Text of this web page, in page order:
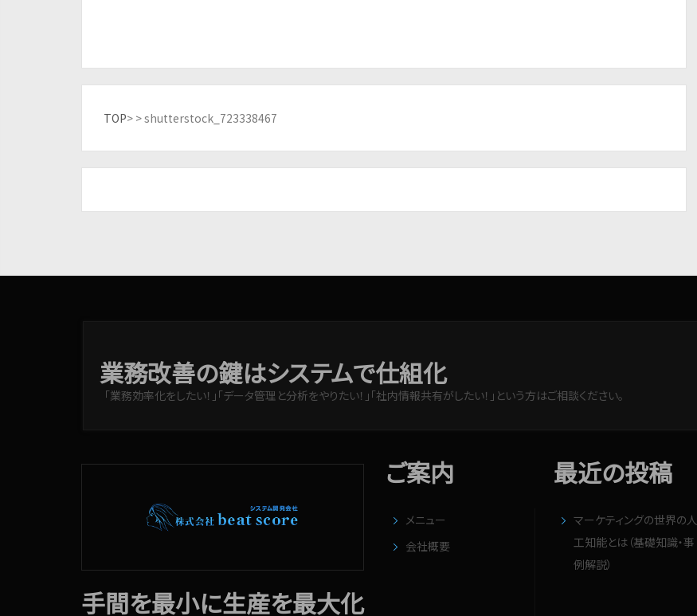
TOP> >shutterstock_723338467
業務改善の鍵はシステムで仕組化
「業務効率化をしたい！」「データ管理と分析をやりたい！」「社内情報共有がしたい！」という方はご相談ください。
手間を最小に生産を最大化
ご案内
メニュー
会社概要
最近の投稿
マーケティングの世界の人
工知能とは（基礎知識・事
例解説）